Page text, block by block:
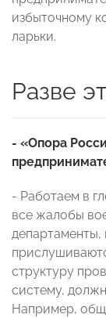
избыточному
ларьки.
Разве
- «Опора
- Работаем в
все жалобы
департаменты,
структуру
систему,
Например,